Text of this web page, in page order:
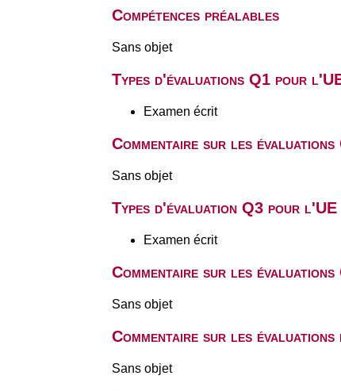
Compétences préalables
Sans objet
Types d'évaluations Q1 pour
Examen écrit
Commentaire sur les
Sans objet
Types d'évaluation Q3 pour l'UE
Examen écrit
Commentaire sur les
Sans objet
Commentaire sur les
Sans objet